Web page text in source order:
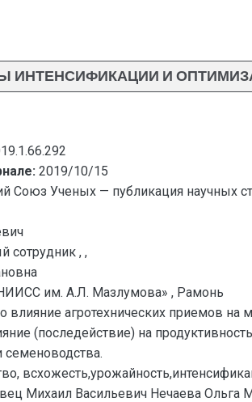
ИНТЕНСИФИКАЦИИ И
2019/10/15
Союз Ученых — публикация научных
сотрудник , ,
им. А.Л. Мазлумова» , Рамонь
влияние агротехнических приемов
(последействие) на
семеноводства.
Михаил Васильевич Нечаева